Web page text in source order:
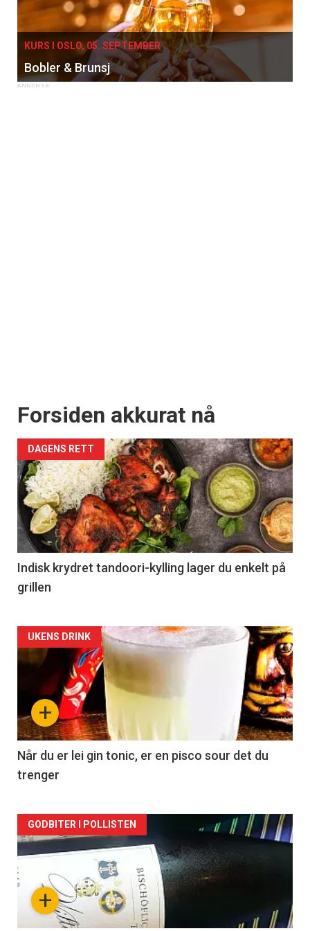
KURS I OSLO, 05. SEPTEMBER
Bobler & Brunsj
Forsiden akkurat nå
DAGENS RETT
Indisk krydret tandoori-kylling lager du enkelt på
grillen
Forsiden
akkurat
nå
-
2
+
UKENS DRINK
Når du er lei gin tonic, er en pisco sour det du
trenger
Forsiden
akkurat
nå+
GODBITER I POLLISTEN